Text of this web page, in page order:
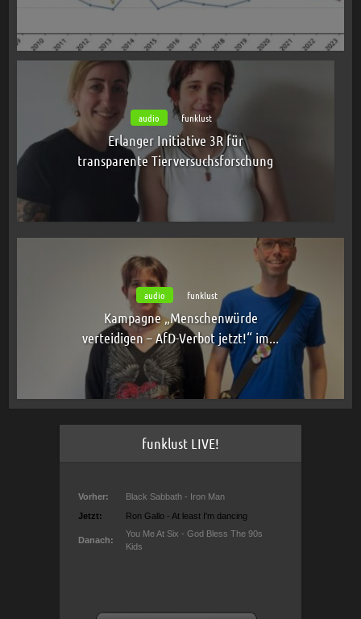
audio funklust
Erlanger Initiative 3R für
transparente Tierversuchsforschung
audio funklust
Kampagne „Menschenwürde
verteidigen – AfD-Verbot jetzt!“ im...
funklust LIVE!